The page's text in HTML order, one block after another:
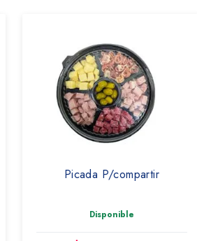
Picada P/compartir
Disponible